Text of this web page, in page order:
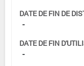
DATE DE FIN DE
-
DATE DE FIN
-